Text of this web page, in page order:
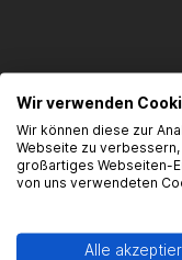
Wir verwenden
Wir können diese zur
Webseite zu
großartiges Webseiten-
von uns verwendeten
Alle